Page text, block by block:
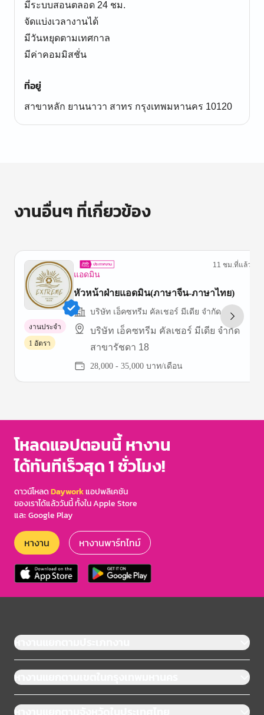
มีระบบสอนตลอด 24 ชม.
จัดแบ่งเวลางานได้
มีวันหยุดตามเทศกาล
มีค่าคอมมิสชั่น
ที่อยู่
สาขาหลัก ยานนาวา สาทร กรุงเทพมหานคร 10120
งานอื่นๆ ที่เกี่ยวข้อง
แอดมิน
11 ชม.ที่แล้ว
หัวหน้าฝ่ายแอดมิน(ภาษาจีน-ภาษาไทย)
บริษัท เอ็คซทรีม คัลเชอร์ มีเดีย จำกัด
บริษัท เอ็คซทรีม คัลเชอร์ มีเดีย จำกัด
สาขารัชดา 18
28,000 - 35,000 บาท/เดือน
งานประจำ
1 อัตรา
of
โหลดแอปตอนนี้ หางาน
ได้ทันทีเร็วสุด 1 ชั่วโมง!
ดาวน์โหลดDayworkแอปพลิเคชัน
ของเราได้แล้ววันนี้ ทั้งใน Apple Store
และ Google Play
หางาน หางานพาร์ทไทม์
หางานแยกตามประเภทงาน
หางานแยกตามเขตในกรุงเทพมหานคร
หางานแยกตามจังหวัดในประเทศไทย